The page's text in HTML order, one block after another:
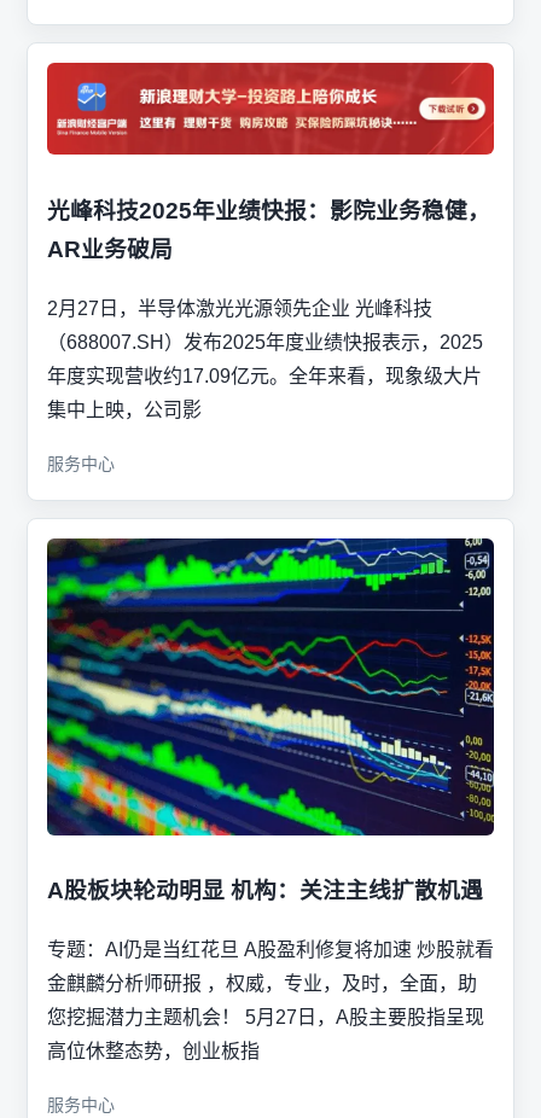
光峰科技2025年业绩快报：影院业务稳健，
AR业务破局
2月27日，半导体激光光源领先企业 光峰科技
（688007.SH）发布2025年度业绩快报表示，2025
年度实现营收约17.09亿元。全年来看，现象级大片
集中上映，公司影
服务中心
A股板块轮动明显 机构：关注主线扩散机遇
专题：AI仍是当红花旦 A股盈利修复将加速 炒股就看
金麒麟分析师研报 ，权威，专业，及时，全面，助
您挖掘潜力主题机会！ 5月27日，A股主要股指呈现
高位休整态势，创业板指
服务中心